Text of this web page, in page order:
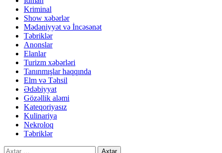
Kriminal
Show xəbərlər
Mədəniyyət və İncəsənət
Təbriklər
Anonslar
Elanlar
Turizm xəbərləri
Tanınmışlar haqqında
Elm və Təhsil
Ədəbiyyat
Gözəllik aləmi
Kateqoriyasız
Kulinariya
Nekroloq
Təbriklər
Axtarış: